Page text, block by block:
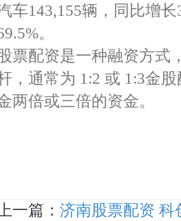
车143,155辆，同比增
。
票配资是一种融资方式
，通常为 1:2 或 1:3金
两倍或三倍的资金。
上一篇： 济南股票配资 科